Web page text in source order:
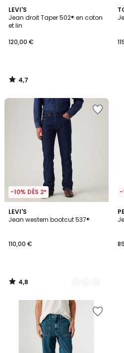
LEVI'S
Jean droit Taper 502® en coton
et lin
120,00 €
4,7
/ 5
4,7
/
-10% DÈS 2*
LEVI'S
Jean western bootcut 537®
110,00 €
4,8
/ 5
3
Couleurs
4,8
/
-